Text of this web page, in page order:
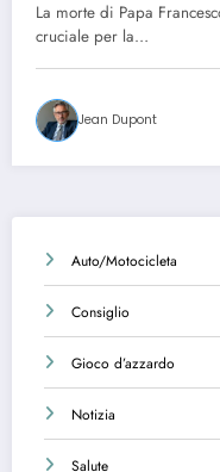
sfide per il
La morte di Papa
cruciale per la…
Jean Dupont
Auto/Motocicleta
Consiglio
Gioco d’azzardo
Notizia
Salute